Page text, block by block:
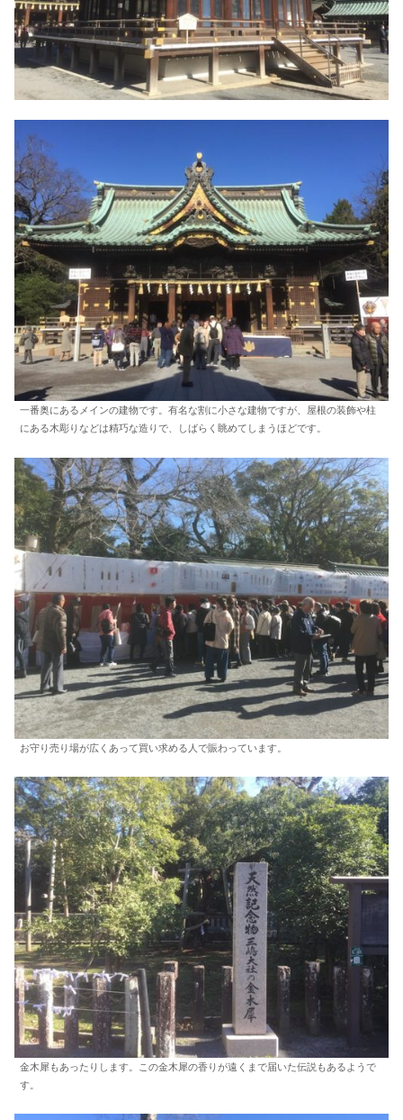
一番奥にあるメインの建物です。有名な割に小さな建物ですが、屋根の装飾や柱
にある木彫りなどは精巧な造りで、しばらく眺めてしまうほどです。
お守り売り場が広くあって買い求める人で賑わっています。
金木犀もあったりします。この金木犀の香りが遠くまで届いた伝説もあるようで
す。